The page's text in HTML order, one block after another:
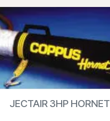
JECTAIR 3HP HORNET